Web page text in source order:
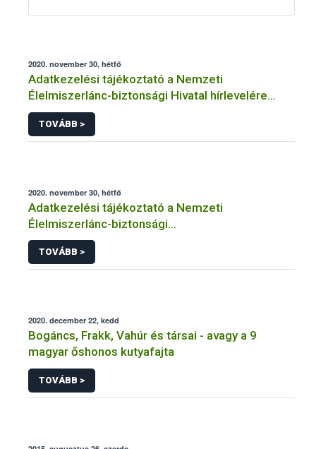
2020. november 30, hétfő
Adatkezelési tájékoztató a Nemzeti
Élelmiszerlánc-biztonsági Hivatal hírlevelére
történő regisztrációhoz kapcsolódó
adatkezelések vonatkozásában
TOVÁBB >
2020. november 30, hétfő
Adatkezelési tájékoztató a Nemzeti
Élelmiszerlánc-biztonsági
Hivatal tevékenységéhez kötődő érintetti jogok
gyakorlásával összefüggő adatkezeléseihez
TOVÁBB >
2020. december 22, kedd
Bogáncs, Frakk, Vahúr és társai - avagy a 9
magyar őshonos kutyafajta
TOVÁBB >